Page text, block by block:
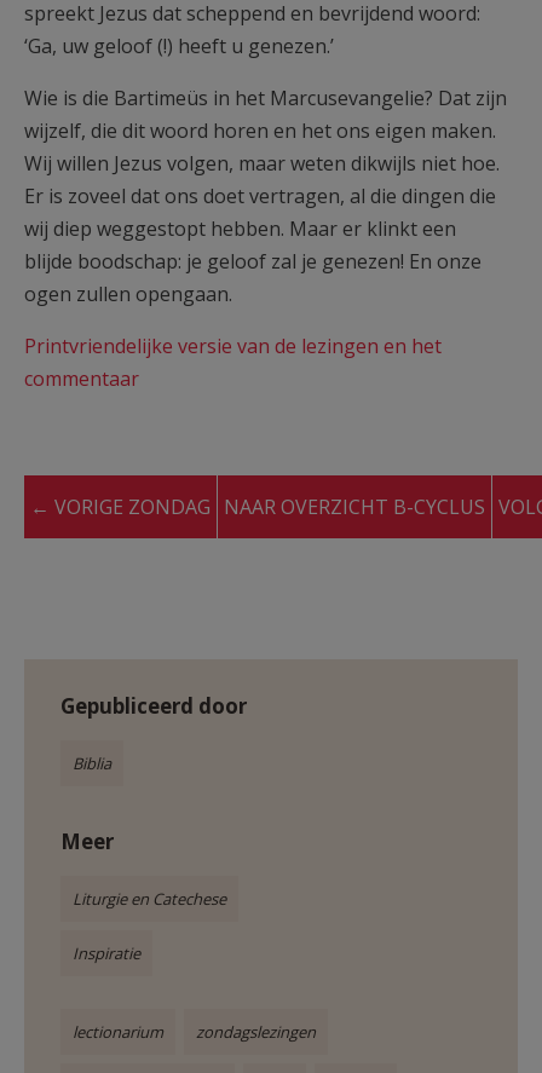
spreekt Jezus dat scheppend en bevrijdend woord:
‘Ga, uw geloof (!) heeft u genezen.’
Wie is die Bartimeüs in het Marcusevangelie? Dat zijn
wijzelf, die dit woord horen en het ons eigen maken.
Wij willen Jezus volgen, maar weten dikwijls niet hoe.
Er is zoveel dat ons doet vertragen, al die dingen die
wij diep weggestopt hebben. Maar er klinkt een
blijde boodschap: je geloof zal je genezen! En onze
ogen zullen opengaan.
Printvriendelijke versie van de lezingen en het
commentaar
← VORIGE ZONDAG NAAR OVERZICHT B-CYCLUS
Gepubliceerd door
Biblia
Meer
Liturgie en Catechese
Inspiratie
lectionarium zondagslezingen